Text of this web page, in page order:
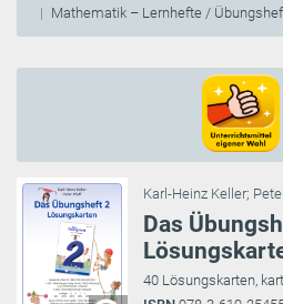
Mathematik – Lernhefte /
Karl-Heinz Keller;
Das
40 Lösungskarten,